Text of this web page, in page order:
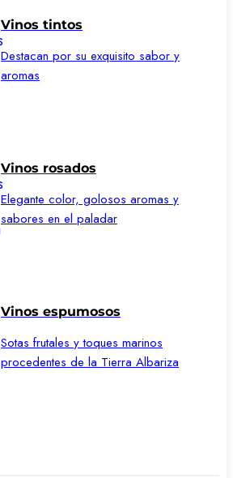
Vinos tintos
Destacan por su exquisito sabor y
aromas
Vinos rosados
Elegante color, golosos aromas y
sabores en el paladar
Vinos espumosos
Sotas frutales y toques marinos
procedentes de la Tierra Albariza